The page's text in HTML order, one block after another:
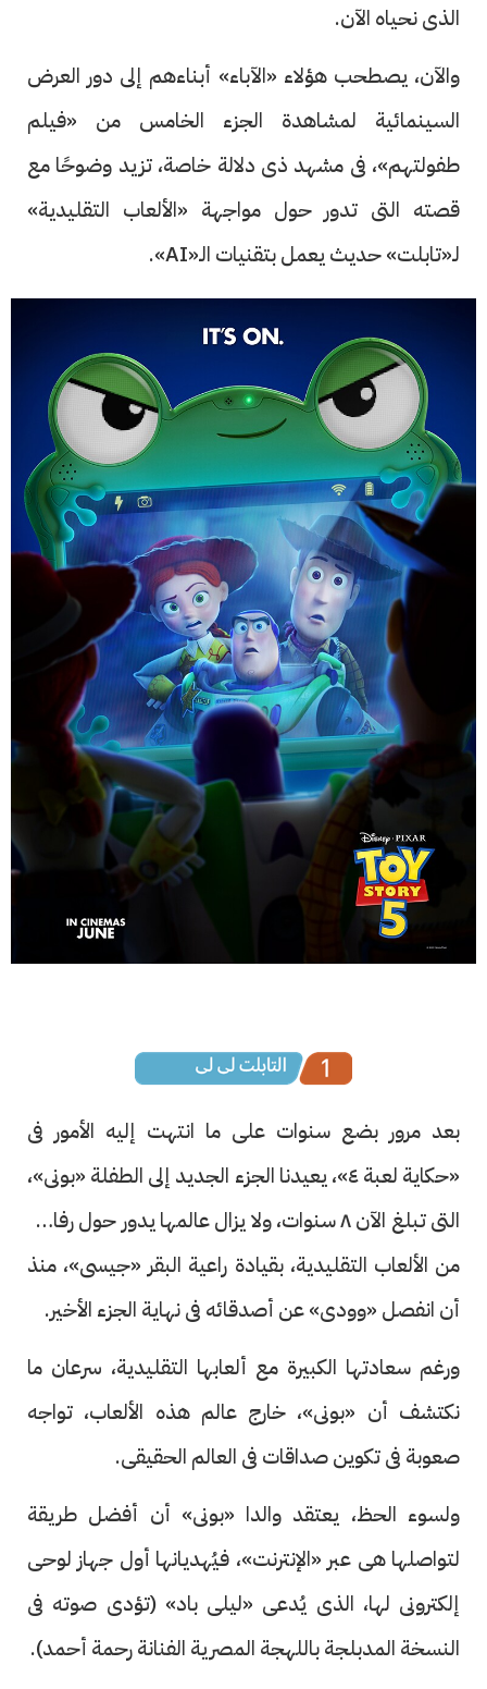
الذى نحياه الآن.
والآن، يصطحب هؤلاء «الآباء» أبناءهم إلى دور العرض
السينمائية لمشاهدة الجزء الخامس من «فيلم
طفولتهم»، فى مشهد ذى دلالة خاصة، تزيد وضوحًا مع
قصته التى تدور حول مواجهة «الألعاب التقليدية»
لـ«تابلت» حديث يعمل بتقنيات الـ«AI».
بعد مرور بضع سنوات على ما انتهت إليه الأمور فى
«حكاية لعبة ٤»، يعيدنا الجزء الجديد إلى الطفلة «بونى»،
التى تبلغ الآن ٨ سنوات، ولا يزال عالمها يدور حول رفاقها
من الألعاب التقليدية، بقيادة راعية البقر «جيسى»، منذ
أن انفصل «وودى» عن أصدقائه فى نهاية الجزء الأخير.
ورغم سعادتها الكبيرة مع ألعابها التقليدية، سرعان ما
نكتشف أن «بونى»، خارج عالم هذه الألعاب، تواجه
صعوبة فى تكوين صداقات فى العالم الحقيقى.
ولسوء الحظ، يعتقد والدا «بونى» أن أفضل طريقة
لتواصلها هى عبر «الإنترنت»، فيُهديانها أول جهاز لوحى
إلكترونى لها، الذى يُدعى «ليلى باد» (تؤدى صوته فى
النسخة المدبلجة باللهجة المصرية الفنانة رحمة أحمد).